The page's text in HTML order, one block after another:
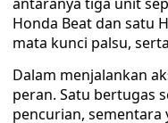
Honda Beat dan satu
mata kunci palsu,
Dalam menjalankan
peran. Satu bertugas
pencurian, sementara